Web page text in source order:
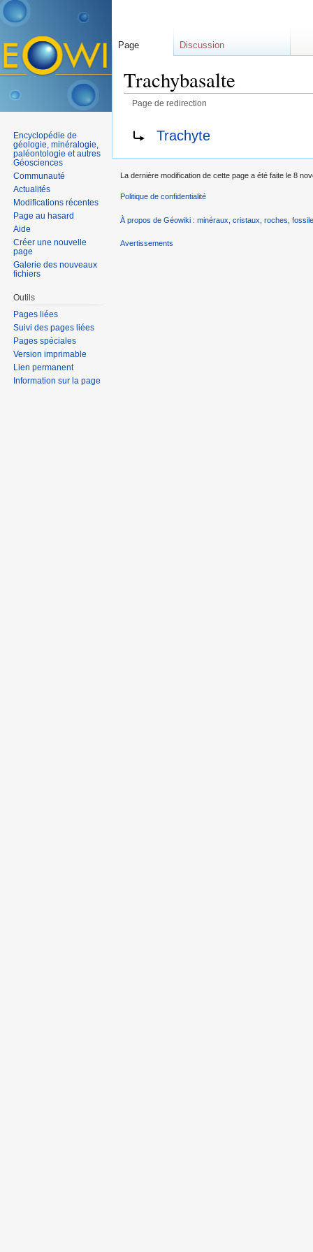
Trachybasalte
Page de redirection
Rediriger vers :
Trachyte
Page Discussion
Encyclopédie de
géologie, minéralogie,
paléontologie et autres
Géosciences
Communauté
Actualités
Modifications récentes
Page au hasard
Aide
Créer une nouvelle
page
Galerie des nouveaux
fichiers
Outils
Pages liées
Suivi des pages liées
Pages spéciales
Version imprimable
Lien permanent
Information sur la page
La dernière modification de cette page a été faite le 8
Politique de confidentialité
À propos de Géowiki : minéraux, cristaux, roches,
Avertissements